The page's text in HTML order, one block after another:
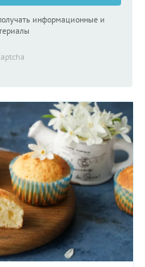
информационные и